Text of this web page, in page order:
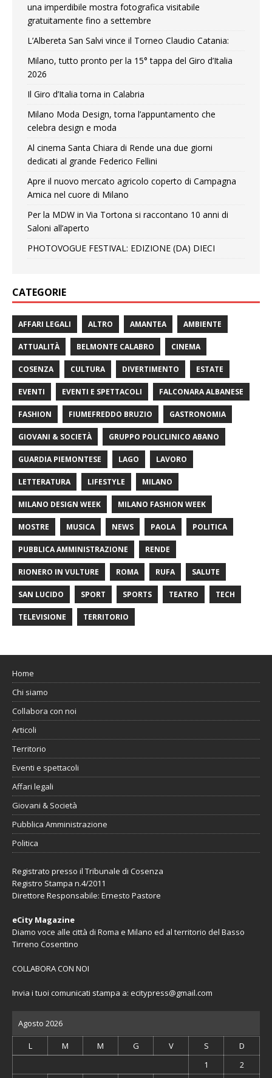
una imperdibile mostra fotografica visitabile
gratuitamente fino a settembre
L’Albereta San Salvi vince il Torneo Claudio Catania:
Milano, tutto pronto per la 15° tappa del Giro d’Italia
2026
Il Giro d’Italia torna in Calabria
Milano Moda Design, torna l’appuntamento che
celebra design e moda
Al cinema Santa Chiara di Rende una due giorni
dedicati al grande Federico Fellini
Apre il nuovo mercato agricolo coperto di Campagna
Amica nel cuore di Milano
Per la MDW in Via Tortona si raccontano 10 anni di
Saloni all’aperto
PHOTOVOGUE FESTIVAL: EDIZIONE (DA) DIECI
CATEGORIE
AFFARI LEGALI ALTRO AMANTEA AMBIENTE
ATTUALITÀ BELMONTE CALABRO CINEMA
COSENZA CULTURA DIVERTIMENTO ESTATE
EVENTI EVENTI E SPETTACOLI FALCONARA ALBANESE
FASHION FIUMEFREDDO BRUZIO GASTRONOMIA
GIOVANI & SOCIETÀ GRUPPO POLICLINICO ABANO
GUARDIA PIEMONTESE LAGO LAVORO
LETTERATURA LIFESTYLE MILANO
MILANO DESIGN WEEK MILANO FASHION WEEK
MOSTRE MUSICA NEWS PAOLA POLITICA
PUBBLICA AMMINISTRAZIONE RENDE
RIONERO IN VULTURE ROMA RUFA SALUTE
SAN LUCIDO SPORT SPORTS TEATRO TECH
TELEVISIONE TERRITORIO
Home
Chi siamo
Collabora con noi
Articoli
Territorio
Eventi e spettacoli
Affari legali
Giovani & Società
Pubblica Amministrazione
Politica
Registrato presso il Tribunale di Cosenza
Registro Stampa n.4/2011
Direttore Responsabile: Ernesto Pastore
eCity Magazine
Diamo voce alle città di Roma e Milano ed al territorio del Basso
Tirreno Cosentino
COLLABORA CON NOI
Invia i tuoi comunicati stampa a: ecitypress@gmail.com
Agosto 2026
L M M G V S
D
1
2